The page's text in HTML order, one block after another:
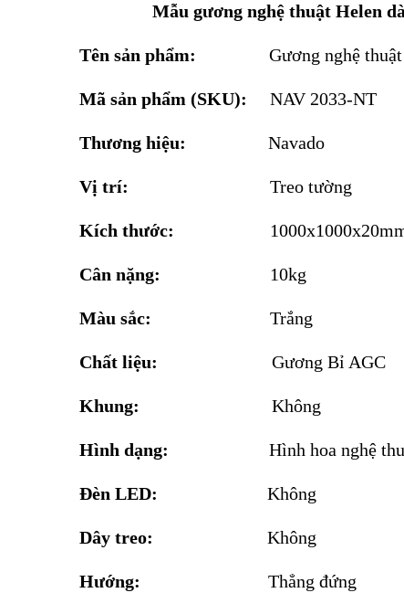
Mẫu gương nghệ thuật Helen
Tên sản phẩm: Gương nghệ
Mã sản phẩm (SKU): NAV 2033-NT
Thương hiệu: Navado
Vị trí: Treo tường
Kích thước:
Cân nặng: 10kg
Màu sắc: Trắng
Chất liệu: Gương Bỉ AGC
Khung: Không
Hình dạng: Hình hoa nghệ
Đèn LED: Không
Dây treo: Không
Hướng: Thẳng đứng